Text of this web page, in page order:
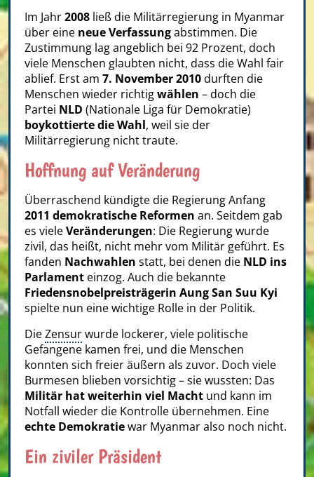
Im Jahr2008 ließ die Militärregierung in Myanmar
über eine neue Verfassungabstimmen. Die
Zustimmung lag angeblich bei 92 Prozent, doch
viele Menschen glaubten nicht, dass die Wahl fair
ablief. Erst am 7. November 2010durften die
Menschen wieder richtigwählen – doch die
Partei NLD (Nationale Liga für Demokratie)
boykottierte die Wahl, weil sie der
Militärregierung nicht traute.
Hoffnung auf Veränderung
Überraschend kündigte die Regierung Anfang
2011 demokratische Reformen an. Seitdem gab
es vieleVeränderungen: Die Regierung wurde
zivil, das heißt, nicht mehr vom Militär geführt. Es
fanden Nachwahlen statt, bei denen die NLD ins
Parlament einzog. Auch die bekannte
Friedensnobelpreisträgerin Aung San Suu Kyi
spielte nun eine wichtige Rolle in der Politik.
DieZensurwurde lockerer, viele politische
Gefangene kamen frei, und die Menschen
konnten sich freier äußern als zuvor. Doch viele
Burmesen blieben vorsichtig – sie wussten: Das
Militär hat weiterhin viel Macht und kann im
Notfall wieder die Kontrolle übernehmen. Eine
echte Demokratiewar Myanmar also noch nicht.
Ein ziviler Präsident